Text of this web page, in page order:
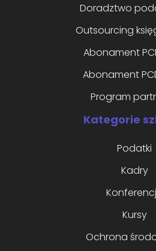
Doradztwo
Outsourcing
Abonament
Abonament
Program
Kategorie
Podatki
Kadry
Kursy
Ochrona